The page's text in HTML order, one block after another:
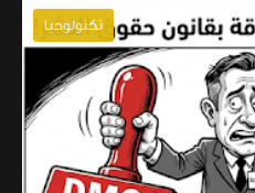
تكنولوجيا